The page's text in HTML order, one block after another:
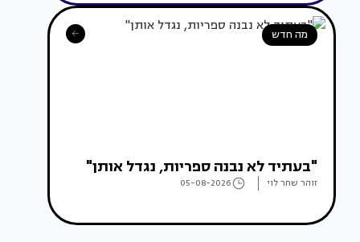
מה חדש
"בעתיד לא נבנה ספריות, נגדל אותן"
זוהר שחר לוי 05-08-2026